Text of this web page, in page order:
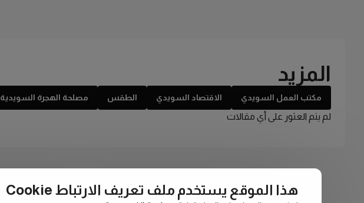
المزيد
مكتب العمل السويدي الاقتصاد السويدي الطقس مصلحة الهجرة السويدية
لم يتم العثور على أي مقالات
هذا الموقع يستخدم ملف تعريف الارتباط Cookie